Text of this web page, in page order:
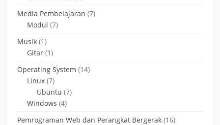
Media Pembelajaran (7)
Modul (7)
Musik (1)
Gitar (1)
Operating System (14)
Linux (7)
Ubuntu (7)
Windows (4)
Pemrograman Web dan Perangkat Bergerak (16)